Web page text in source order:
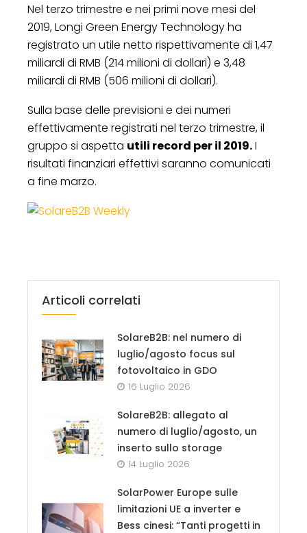
Nel terzo trimestre e nei primi nove mesi del
2019, Longi Green Energy Technology ha
registrato un utile netto rispettivamente di 1,47
miliardi di RMB (214 milioni di dollari) e 3,48
miliardi di RMB (506 milioni di dollari).
Sulla base delle previsioni e dei numeri
effettivamente registrati nel terzo trimestre, il
gruppo si aspetta utili record per il 2019.I
risultati finanziari effettivi saranno comunicati
a fine marzo.
Articoli correlati
SolareB2B: nel numero di
luglio/agosto focus sul
fotovoltaico in GDO
16 Luglio 2026
SolareB2B: allegato al
numero di luglio/agosto, un
inserto sullo storage
14 Luglio 2026
SolarPower Europe sulle
limitazioni UE a inverter e
Bess cinesi: “Tanti progetti in